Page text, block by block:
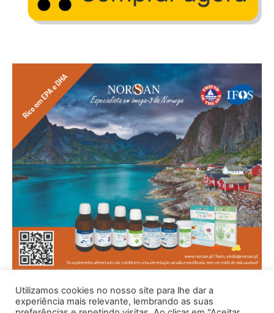
Utilizamos cookies no nosso site para lhe dar a
experiência mais relevante, lembrando as suas